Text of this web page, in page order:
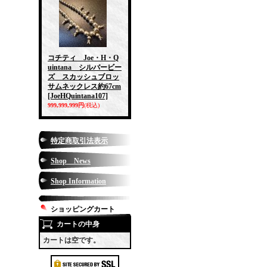
コチティ Joe・H・Q
uintana シルバービー
ズ スカッシュブロッ
サムネックレス約67cm
[JoeHQuintana107]
999,999,999円(税込)
特定商取引法表示
Shop News
Shop Information
ショッピングカート
カートの中身
カートは空です。